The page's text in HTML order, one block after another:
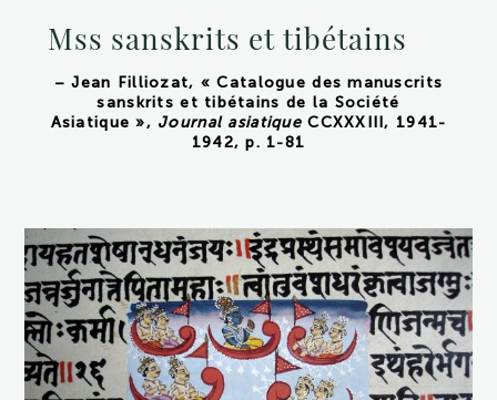
Mss sanskrits et tibétains
– Jean Filliozat, « Catalogue des manuscrits
sanskrits et tibétains de la Société
Asiatique », Journal asiatiqueCCXXXIII, 1941-
1942, p. 1-81